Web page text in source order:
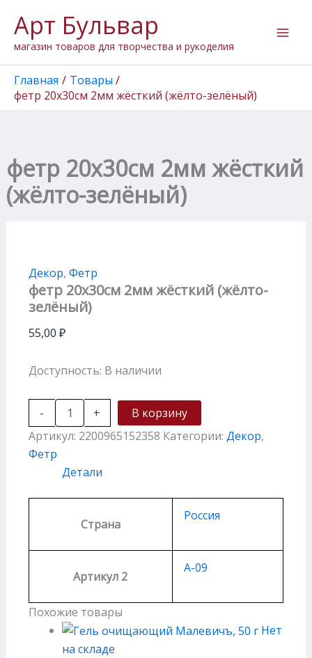
содержимому
Арт Бульвар
магазин товаров для творчества и рукоделия
Главная
Товары
фетр 20х30см 2мм жёсткий (жёлто-зелёный)
фетр 20х30см 2мм жёсткий
(жёлто-зелёный)
Декор, Фетр
фетр 20х30см 2мм жёсткий (жёлто-
зелёный)
55,00 ₽
Доступность: В наличии
-
товара
фетр
20х30см
2мм
жёсткий
(жёлто-
зелёный)
+
В корзину
Артикул: 2200965152358 Категории: Декор,
Фетр
Детали
Страна
Россия
Артикул 2
А-09
Похожие товары
Нет
на складе